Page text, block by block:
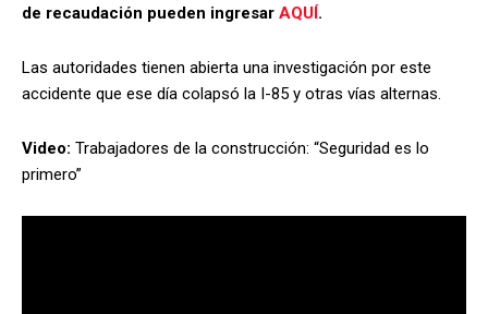
de recaudación pueden ingresar AQUÍ.
Las autoridades tienen abierta una investigación por este
accidente que ese día colapsó la I-85 y otras vías alternas.
Video: Trabajadores de la construcción: “Seguridad es lo
primero”